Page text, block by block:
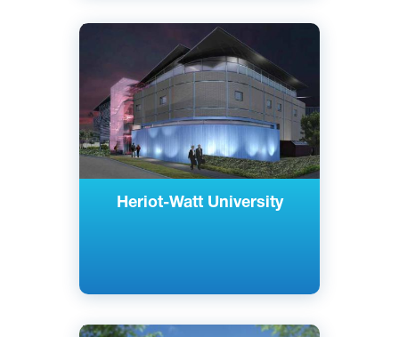
Heriot-Watt University
Английский
Эдинбург, Шотландия
Государственный
Английский